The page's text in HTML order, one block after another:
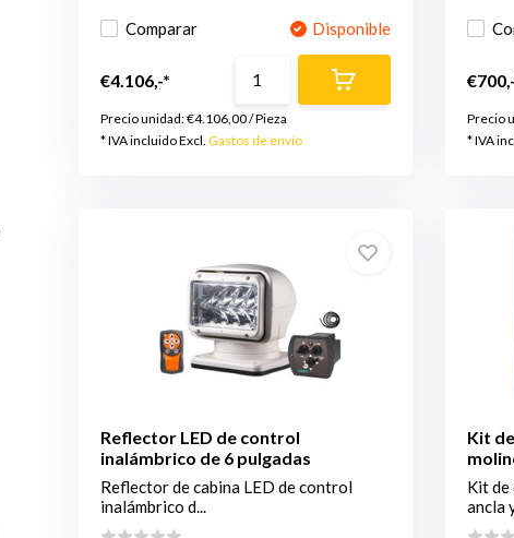
Comparar Disponible
€4.106,-*
Precio unidad:€4.106,00/Pieza
* IVA incluido Excl. Gastos de envío
Precio
* IVA
Reflector LED de control
inalámbrico de 6 pulgadas
Reflector de cabina LED de control
inalámbrico d...
Kit
Kit
ancla